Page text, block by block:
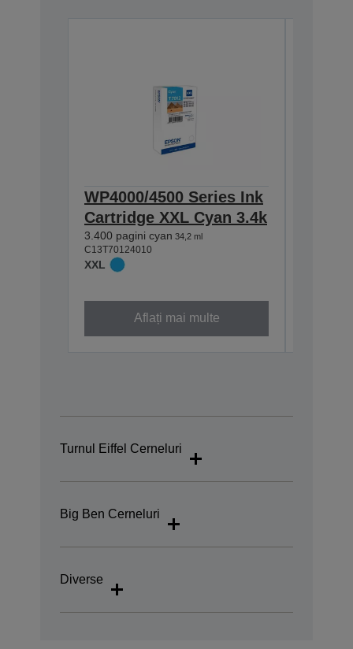
WP4000/4500 Series Ink
Cartridge XXL Cyan 3.4k
3.400 pagini cyan 34,2 ml
C13T70124010
XXL
Aflați mai multe
Turnul Eiffel Cerneluri
Big Ben Cerneluri
Diverse